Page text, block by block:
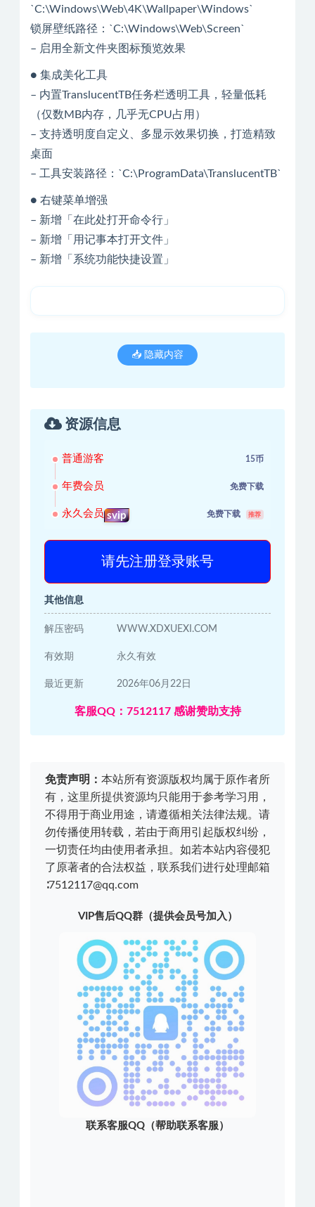
`C:\Windows\Web\4K\Wallpaper\Windows`
锁屏壁纸路径：`C:\Windows\Web\Screen`
– 启用全新文件夹图标预览效果
● 集成美化工具
– 内置TranslucentTB任务栏透明工具，轻量低耗
（仅数MB内存，几乎无CPU占用）
– 支持透明度自定义、多显示效果切换，打造精致
桌面
– 工具安装路径：`C:\ProgramData\TranslucentTB`
● 右键菜单增强
– 新增「在此处打开命令行」
– 新增「用记事本打开文件」
– 新增「系统功能快捷设置」
📥 隐藏内容
资源信息
普通游客 15币
年费会员 免费下载
永久会员 svip 免费下载 推荐
请先注册登录账号
其他信息
解压密码 WWW.XDXUEXI.COM
有效期 永久有效
最近更新 2026年06月22日
客服QQ：7512117 感谢赞助支持
免责声明： 本站所有资源版权均属于原作者所
有，这里所提供资源均只能用于参考学习用，
不得用于商业用途，请遵循相关法律法规。请
勿传播使用转载，若由于商用引起版权纠纷，
一切责任均由使用者承担。如若本站内容侵犯
了原著者的合法权益，联系我们进行处理邮箱
∶7512117@qq.com
VIP售后QQ群（提供会员号加入）
联系客服QQ（帮助联系客服）